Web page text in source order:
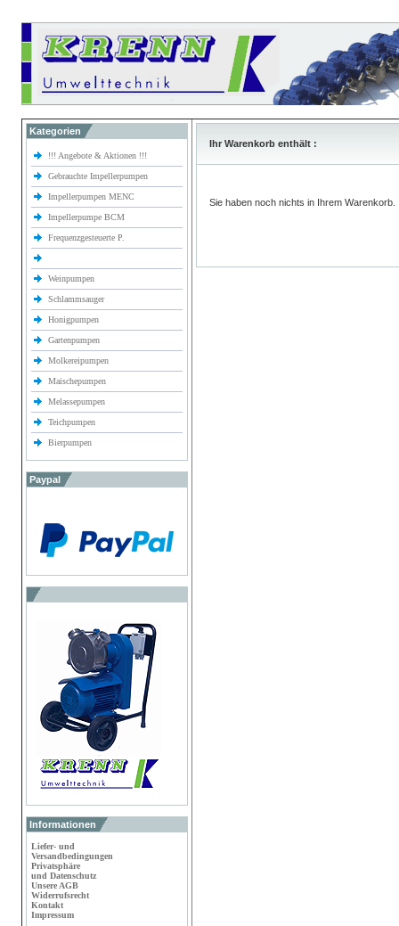
Kategorien
!!! Angebote & Aktionen !!!
Gebrauchte Impellerpumpen
Impellerpumpen MENC
Impellerpumpe BCM
Frequenzgesteuerte P.
Weinpumpen
Schlammsauger
Honigpumpen
Gartenpumpen
Molkereipumpen
Maischepumpen
Melassepumpen
Teichpumpen
Bierpumpen
Paypal
Informationen
Liefer- und
Versandbedingungen
Privatsphäre
und Datenschutz
Unsere AGB
Widerrufsrecht
Kontakt
Impressum
Ihr Warenkorb enthält :
Sie haben noch nichts in Ihrem Warenkorb.